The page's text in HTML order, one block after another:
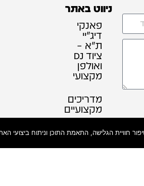
ניווט באתר
פאנקי
דיג׳יי
ת"א –
ציוד DJ
ואולפן
מקצועי
מדריכים
מקצועיים
אז מי